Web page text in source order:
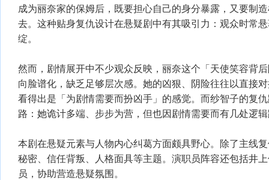
成为丽奈家的保姆后，既要担心自己的身分暴露，又要制
去。这种贴身复仇设计在悬疑剧中有其吸引力：观众时常
绽。
然而，剧情展开中不少观众反映，丽奈这个「天使笑容背
向脸谱化，缺乏足够层次感。她的凶狠、阴险往往以直接
看得出是「为剧情需要而扮凶手」的感觉。而纱智子的复
路：她诡计多端、步步为营，但也因剧情需要而有几处逻
本剧在悬疑元素与人物内心纠葛方面颇具野心。除了主线
秘密、信任背叛、人格面具等主题。演职员阵容还包括井
员，协助营造悬疑氛围。